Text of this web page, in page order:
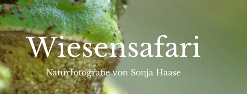
Wiesensafari
Naturfotografie von Sonja Haase